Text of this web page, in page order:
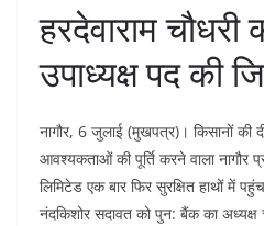
हरदेवाराम चौधरी
उपाध्यक्ष पद की
नागौर, 6 जुलाई (मुखपत्र)। किसानों की
आवश्यकताओं की पूर्ति करने वाला नागौर
लिमिटेड एक बार फिर सुरक्षित हाथों में
नंदकिशोर सदावत को पुन: बैंक का अध्यक्ष